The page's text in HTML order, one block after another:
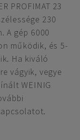
PROFIMAT 23
230
A gép 6000
működik, és 5-
Ha kiváló
vágyik, vegye
WEINIG